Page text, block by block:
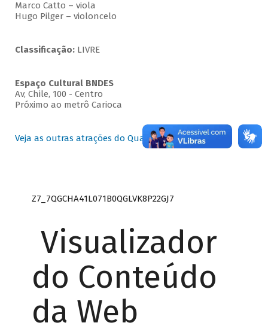
Marco Catto – viola
Hugo Pilger – violoncelo
Classificação:LIVRE
Espaço Cultural BNDES
Av, Chile, 100 - Centro
Próximo ao metrô Carioca
Veja as outras atrações do Quartas Instrumentais
Z7_7QGCHA41L071B0QGLVK8P22GJ7
Visualizador
do Conteúdo
da Web